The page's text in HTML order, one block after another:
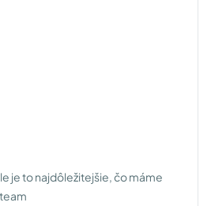
je to najdôležitejšie, čo máme